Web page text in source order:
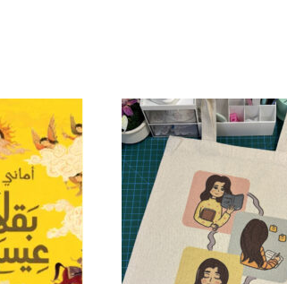
إضافة
إلى
قائمة
الرغبات